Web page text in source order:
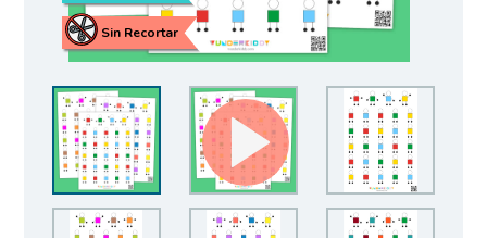
Sin Recortar